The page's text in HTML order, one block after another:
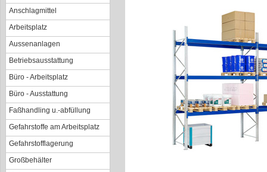
Anschlagmittel
Arbeitsplatz
Aussenanlagen
Betriebsausstattung
Büro - Arbeitsplatz
Büro - Ausstattung
Faßhandling u.-abfüllung
Gefahrstoffe am Arbeitsplatz
Gefahrstofflagerung
Großbehälter